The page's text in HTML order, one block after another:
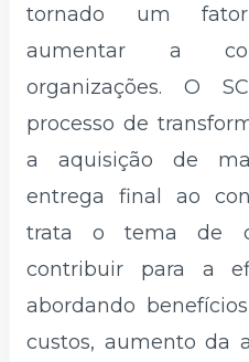
tornado um
aumentar a
organizações. O
processo de
a aquisição de
entrega final ao
trata o tema de
contribuir para a
abordando
custos, aumento da